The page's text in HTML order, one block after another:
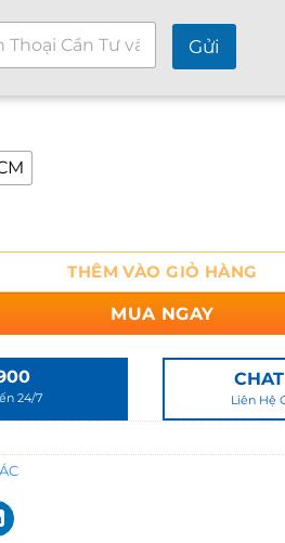
Gửi
- 20cm - 25cm - 30cm số lượng
THÊM VÀO GIỎ HÀNG
MUA NGAY
24/7 Liên Hệ